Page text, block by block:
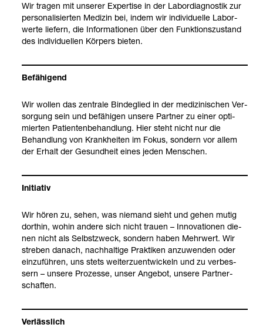
Wir tra­gen mit unse­rer Exper­tise in der Labor­dia­gnos­tik zur
per­so­na­li­sier­ten Medi­zin bei, indem wir indi­vi­du­elle Labor­
werte lie­fern, die Infor­ma­tio­nen über den Funk­ti­ons­zu­stand
des indi­vi­du­el­len Kör­pers bie­ten.
Befä­hi­gend
Wir wol­len das zen­trale Bin­de­glied in der medi­zi­ni­schen Ver­
sor­gung sein und befä­hi­gen unsere Part­ner zu einer opti­
mier­ten Pati­en­ten­be­hand­lung. Hier steht nicht nur die
Behand­lung von Krank­hei­ten im Fokus, son­dern vor allem
der Erhalt der Gesund­heit eines jeden Men­schen.
Initia­tiv
Wir hören zu, sehen, was nie­mand sieht und gehen mutig
dort­hin, wohin andere sich nicht trauen – Inno­va­tio­nen die­
nen nicht als Selbst­zweck, son­dern haben Mehr­wert. Wir
stre­ben danach, nach­hal­tige Prak­ti­ken anzu­wen­den oder
ein­zu­füh­ren, uns stets wei­ter­zu­ent­wi­ckeln und zu ver­bes­
sern – unsere Pro­zesse, unser Ange­bot, unsere Part­ner­
schaf­ten.
Ver­läss­lich